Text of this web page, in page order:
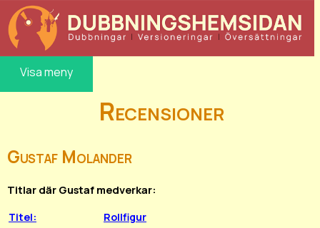
Visa meny
Recensioner
Gustaf Molander
Titlar där Gustaf medverkar:
Titel:
Rollfigur